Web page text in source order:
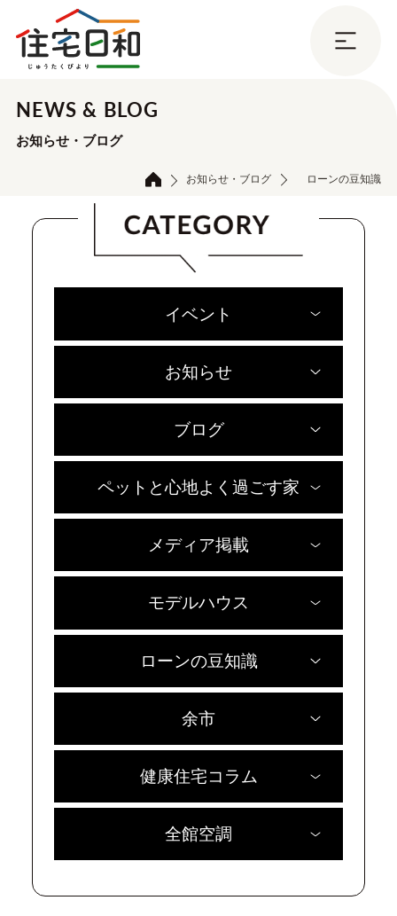
NEWS & BLOG
お知らせ・ブログ
お知らせ・ブログ ローンの豆知識
イベント
お知らせ
ブログ
ペットと心地よく過ごす家
メディア掲載
モデルハウス
ローンの豆知識
余市
健康住宅コラム
全館空調